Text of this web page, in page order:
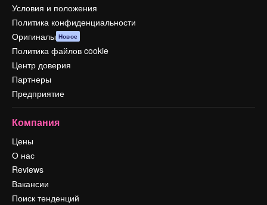
Условия и положения
Политика конфиденциальности
Оригиналы Новое
Политика файлов cookie
Центр доверия
Партнеры
Предприятие
Компания
Цены
О нас
Reviews
Вакансии
Поиск тенденций